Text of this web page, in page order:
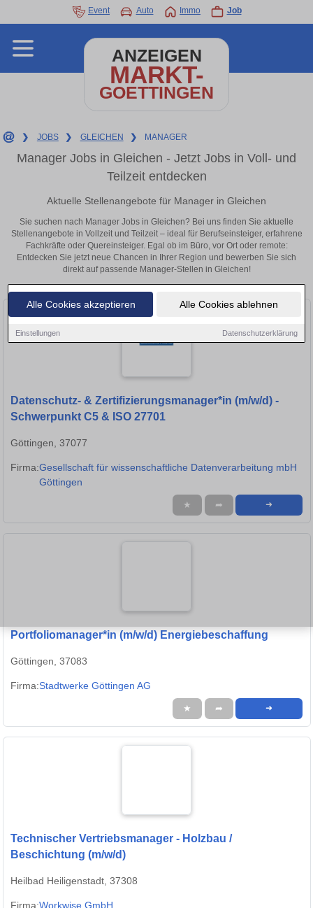
Alle Cookies akzeptieren Alle Cookies ablehnen
Einstellungen Datenschutzerklärung
Event Auto Immo Job
ANZEIGEN
MARKT-
GOETTINGEN
❯ JOBS ❯ GLEICHEN ❯ MANAGER
Manager Jobs in Gleichen - Jetzt Jobs in Voll- und
Teilzeit entdecken
Aktuelle Stellenangebote für Manager in Gleichen
Sie suchen nach Manager Jobs in Gleichen? Bei uns finden Sie aktuelle
Stellenangebote in Vollzeit und Teilzeit – ideal für Berufseinsteiger, erfahrene
Fachkräfte oder Quereinsteiger. Egal ob im Büro, vor Ort oder remote:
Entdecken Sie jetzt neue Chancen in Ihrer Region und bewerben Sie sich
direkt auf passende Manager-Stellen in Gleichen!
Datenschutz- & Zertifizierungsmanager*in (m/w/d) -
Schwerpunkt C5 & ISO 27701
Göttingen, 37077
Firma:Gesellschaft für wissenschaftliche Datenverarbeitung mbH
Göttingen
★ ➦ ➜
Portfoliomanager*in (m/w/d) Energiebeschaffung
Göttingen, 37083
Firma:Stadtwerke Göttingen AG
★ ➦ ➜
Technischer Vertriebsmanager - Holzbau /
Beschichtung (m/w/d)
Heilbad Heiligenstadt, 37308
Firma:Workwise GmbH